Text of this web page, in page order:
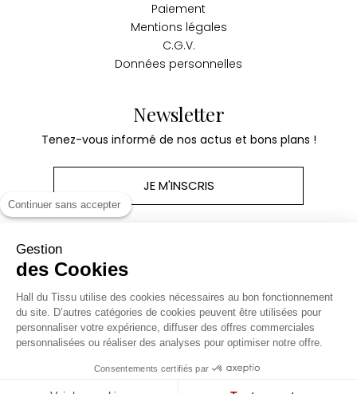
Continuer sans accepter
Gestion
des Cookies
Hall du Tissu utilise des cookies nécessaires au bon fonctionnement
du site. D’autres catégories de cookies peuvent être utilisées pour
personnaliser votre expérience, diffuser des offres commerciales
personnalisées ou réaliser des analyses pour optimiser notre offre.
Consentements certifiés par
Paiement
Mentions légales
C.G.V.
Données personnelles
Newsletter
Tenez-vous informé de nos actus et bons plans !
JE M'INSCRIS
Produits
Notre société